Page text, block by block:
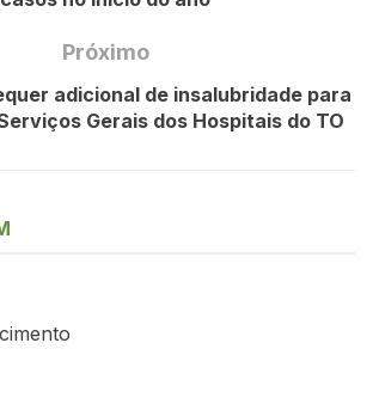
Próximo
adicional de insalubridade para
Gerais dos Hospitais do TO